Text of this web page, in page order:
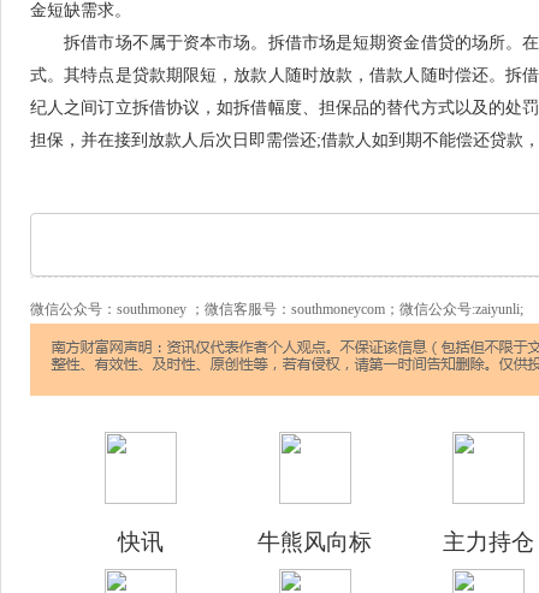
金短缺需求。
拆借市场不属于资本市场。拆借市场是短期资金借贷的场所。
式。其特点是贷款期限短，放款人随时放款，借款人随时偿还。拆
纪人之间订立拆借协议，如拆借幅度、担保品的替代方式以及的处
担保，并在接到放款人后次日即需偿还;借款人如到期不能偿还贷款
微信公众号：southmoney ；微信客服号：southmoneycom；微信公众号:zaiyunli;
快讯 牛熊风向标 主力持仓